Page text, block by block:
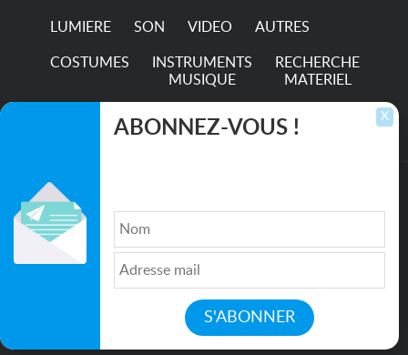
LUMIERE SON VIDEO AUTRES
COSTUMES
INSTRUMENTS
MUSIQUE
RECHERCHE
MATERIEL
TRANSPORTS
Qui sommes nous ?| Médias
Politique de confidentialité| Partenaires|
Mentions légales
X
ABONNEZ-VOUS !